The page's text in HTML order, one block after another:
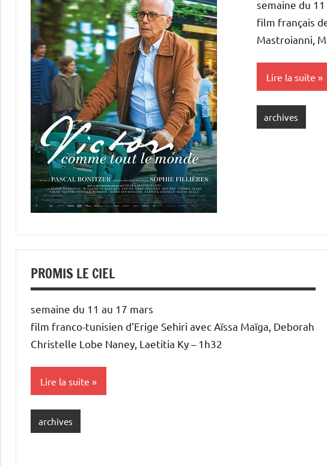
semaine du
film français
Mastroianni,
Lire la suite
archives
PROMIS LE CIEL
semaine du 11 au 17 mars
film franco-tunisien d’Erige Sehiri avec Aïssa Maïga, Deborah
Christelle Lobe Naney, Laetitia Ky – 1h32
Lire la suite
archives